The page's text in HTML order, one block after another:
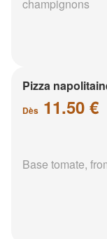
champignons
Pizza
Dès 11.50 €
Base tomate,